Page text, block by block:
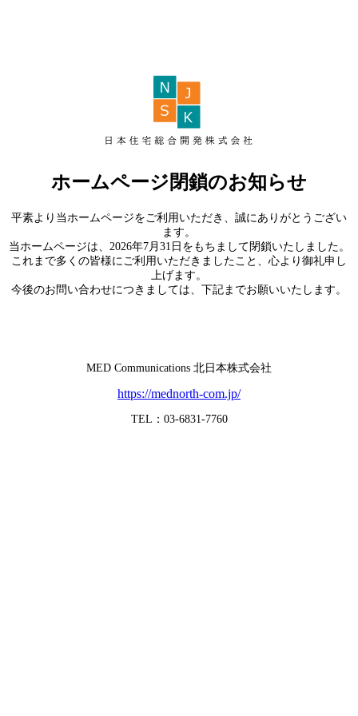
ホームページ閉鎖のお知らせ
平素より当ホームページをご利用いただき、誠にありがとうござい
ます。
当ホームページは、2026年7月31日をもちまして閉鎖いたしました。
これまで多くの皆様にご利用いただきましたこと、心より御礼申し
上げます。
今後のお問い合わせにつきましては、下記までお願いいたします。
MED Communications 北日本株式会社
https://mednorth-com.jp/
TEL：03-6831-7760